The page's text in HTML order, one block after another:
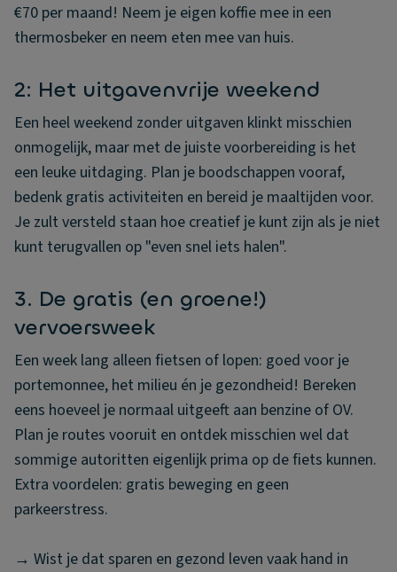
€70 per maand! Neem je eigen koffie mee in een
thermosbeker en neem eten mee van huis.
2: Het uitgavenvrije weekend
Een heel weekend zonder uitgaven klinkt misschien
onmogelijk, maar met de juiste voorbereiding is het
een leuke uitdaging. Plan je boodschappen vooraf,
bedenk gratis activiteiten en bereid je maaltijden voor.
Je zult versteld staan hoe creatief je kunt zijn als je niet
kunt terugvallen op "even snel iets halen".
3. De gratis (en groene!)
vervoersweek
Een week lang alleen fietsen of lopen: goed voor je
portemonnee, het milieu én je gezondheid! Bereken
eens hoeveel je normaal uitgeeft aan benzine of OV.
Plan je routes vooruit en ontdek misschien wel dat
sommige autoritten eigenlijk prima op de fiets kunnen.
Extra voordelen: gratis beweging en geen
parkeerstress.
→ Wist je dat sparen en gezond leven vaak hand in